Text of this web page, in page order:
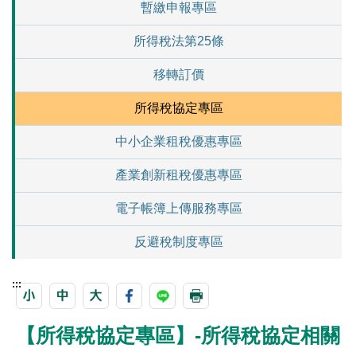
暫繳申報專區
所得稅法第25條
移轉訂價
所得稅協定專區
中小企業租稅優惠專區
產業創新租稅優惠專區
電子帳簿上傳服務專區
反避稅制度專區
:::
【所得稅協定專區】-所得稅協定相關